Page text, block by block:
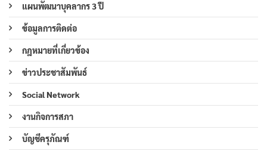
แผนพัฒนาบุคลากร 3 ปี
ข้อมูลการติดต่อ
กฎหมายที่เกี่ยวข้อง
ข่าวประชาสัมพันธ์
Social Network
งานกิจการสภา
บัญชีครุภัณฑ์